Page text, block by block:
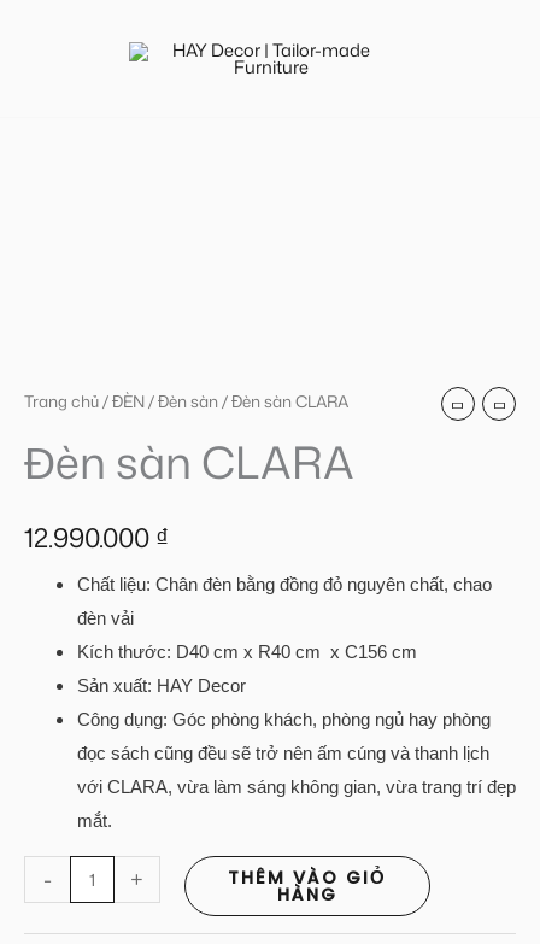
Trang chủ /ĐÈN /Đèn sàn / Đèn sàn CLARA
Đèn sàn CLARA
12.990.000₫
Chất liệu: Chân đèn bằng đồng đỏ nguyên chất, chao
đèn vải
Kích thước: D40 cm x R40 cm x C156 cm
Sản xuất: HAY Decor
Công dụng: Góc phòng khách, phòng ngủ hay phòng
đọc sách cũng đều sẽ trở nên ấm cúng và thanh lịch
với CLARA, vừa làm sáng không gian, vừa trang trí đẹp
mắt.
- + THÊM VÀO GIỎ
HÀNG